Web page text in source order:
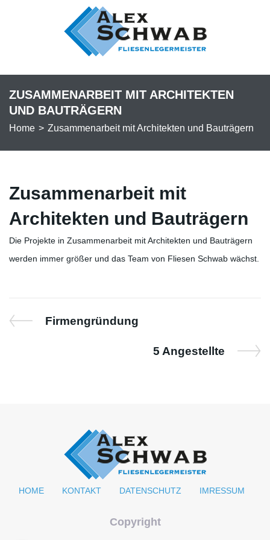
ZUSAMMENARBEIT MIT ARCHITEKTEN
UND BAUTRÄGERN
Home > Zusammenarbeit mit Architekten und Bauträgern
Zusammenarbeit mit
Architekten und Bauträgern
Die Projekte in Zusammenarbeit mit Architekten und Bauträgern
werden immer größer und das Team von Fliesen Schwab wächst.
Firmengründung
5 Angestellte
HOME KONTAKT DATENSCHUTZ IMRESSUM
Copyright